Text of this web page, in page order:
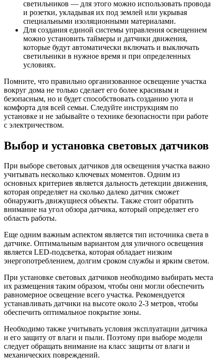
светильников — для этого можно использовать провода
и розетки, укладывая их под землей или укрывая
специальными изоляционными материалами.
Для создания единой системы управления освещением
можно установить таймеры и датчики движения,
которые будут автоматически включать и выключать
светильники в нужное время и при определенных
условиях.
Помните, что правильно организованное освещение участка
вокруг дома не только сделает его более красивым и
безопасным, но и будет способствовать созданию уюта и
комфорта для всей семьи. Следуйте инструкциям по
установке и не забывайте о технике безопасности при работе
с электричеством.
Выбор и установка световых датчиков
При выборе световых датчиков для освещения участка важно
учитывать несколько ключевых моментов. Одним из
основных критериев является дальность детекции движения,
которая определяет на сколько далеко датчик сможет
обнаружить движущиеся объекты. Также стоит обратить
внимание на угол обзора датчика, который определяет его
область работы.
Еще одним важным аспектом является тип источника света в
датчике. Оптимальным вариантом для уличного освещения
является LED-подсветка, которая обладает низким
энергопотреблением, долгим сроком службы и ярким светом.
При установке световых датчиков необходимо выбирать места
их размещения таким образом, чтобы они могли обеспечить
равномерное освещение всего участка. Рекомендуется
устанавливать датчики на высоте около 2-3 метров, чтобы
обеспечить оптимальное покрытие зоны.
Необходимо также учитывать условия эксплуатации датчика
и его защиту от влаги и пыли. Поэтому при выборе модели
следует обращать внимание на класс защиты от влаги и
механических повреждений.